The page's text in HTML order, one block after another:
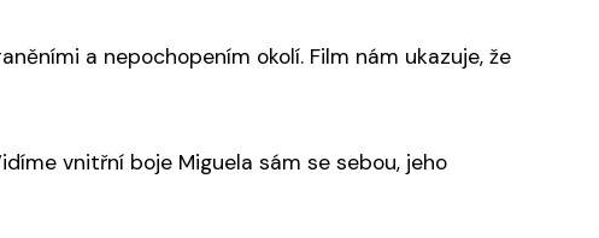
a nepochopením okolí. Film nám ukazuje, že
vnitřní boje Miguela sám se sebou, jeho